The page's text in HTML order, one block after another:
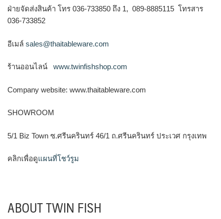
ฝ่ายจัดส่งสินค้า โทร 036-733850 ถึง 1, 089-8885115 โทรสาร
036-733852
อีเมล์ sales@thaitableware.com
ร้านออนไลน์ www.twinfishshop.com
Company website: www.thaitableware.com
SHOWROOM
5/1 Biz Town ซ.ศรีนครินทร์ 46/1 ถ.ศรีนครินทร์ ประเวศ กรุงเทพ
คลิกเพื่อดูแผนที่โชว์รูม
ABOUT TWIN FISH